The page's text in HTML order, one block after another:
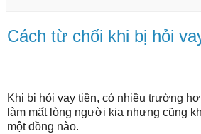
Cách từ chối khi bị hỏi
Khi bị hỏi vay tiền, có nhiều trường
làm mất lòng người kia nhưng cũng
một đồng nào.